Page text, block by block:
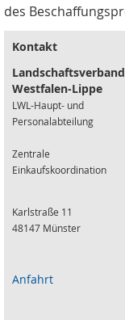
des
Kontakt
Landschaftsverband
Westfalen-Lippe
LWL-Haupt- und
Personalabteilung
Zentrale
Einkaufskoordination
Karlstraße 11
48147 Münster
Anfahrt